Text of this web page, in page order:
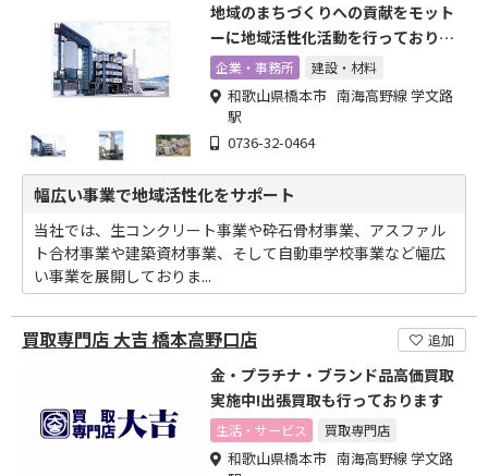
地域のまちづくりへの貢献をモット
ーに地域活性化活動を行っておりま
す企業・事務所 建設・材料
和歌山県橋本市 南海高野線 学文路
駅
0736-32-0464
幅広い事業で地域活性化をサポート
当社では、生コンクリート事業や砕石骨材事業、アスファル
ト合材事業や建築資材事業、そして自動車学校事業など幅広
い事業を展開しておりま...
買取専門店 大吉 橋本高野口店 追加
金・プラチナ・ブランド品高価買取
実施中!出張買取も行っております
生活・サービス 買取専門店
和歌山県橋本市 南海高野線 学文路